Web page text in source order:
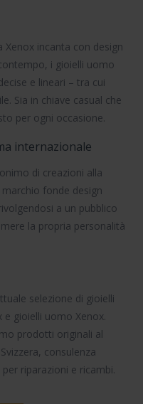
Xenox incanta con design
i gioielli uomo
e lineari – tra cui
Sia in chiave casual che
per ogni occasione.
internazionale
di creazioni alla
fonde design
a un pubblico
la propria personalità
selezione di gioielli
e gioielli uomo Xenox.
prodotti originali al
consulenza
riparazioni e ricambi.